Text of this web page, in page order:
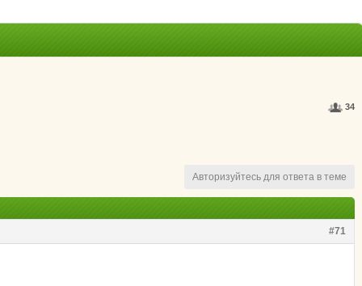
34
Авторизуйтесь для ответа в теме
#71